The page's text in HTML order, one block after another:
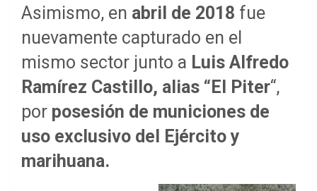
Asimismo, en abril de 2018 fue
nuevamente capturado en el
mismo sector junto a Luis Alfredo
Ramírez Castillo, alias “El Piter“,
por posesión de municiones de
uso exclusivo del Ejército y
marihuana.